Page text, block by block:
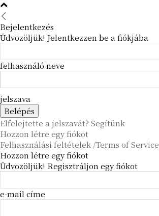
Bejelentkezés
Üdvözöljük! Jelentkezzen be a fiókjába
felhasználó neve
jelszava
Elfelejtette a jelszavát? Segítünk
Hozzon létre egy fiókot
Felhasználási feltételek /Terms of Service
Hozzon létre egy fiókot
Üdvözöljük! Regisztráljon egy fiókot
e-mail címe